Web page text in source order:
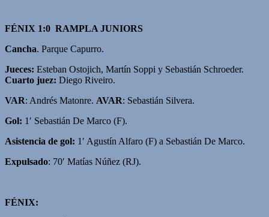
FÉNIX 1:0 RAMPLA JUNIORS
Cancha. Parque Capurro.
Jueces: Esteban Ostojich, Martín Soppi y Sebastián Schroeder.
Cuarto juez: Diego Riveiro.
VAR: Andrés Matonre. AVAR: Sebastián Silvera.
Gol: 1′ Sebastián De Marco (F).
Asistencia de gol: 1′ Agustín Alfaro (F) a Sebastián De Marco.
Expulsado: 70′ Matías Núñez (RJ).
FÉNIX: